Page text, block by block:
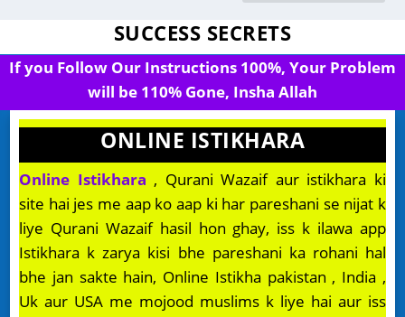
SUCCESS SECRETS
If you Follow Our Instructions 100%, Your Problem
will be 110% Gone, Insha Allah
ONLINE ISTIKHARA
Online Istikhara , Qurani Wazaif aur istikhara ki
site hai jes me aap ko aap ki har pareshani se nijat k
liye Qurani Wazaif hasil hon ghay, iss k ilawa app
Istikhara k zarya kisi bhe pareshani ka rohani hal
bhe jan sakte hain, Online Istikha pakistan , India ,
Uk aur USA me mojood muslims k liye hai aur iss